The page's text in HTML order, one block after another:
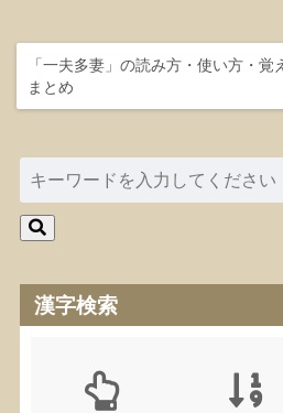
「一夫多妻」の読み方・使い方・覚
まとめ
漢字検索